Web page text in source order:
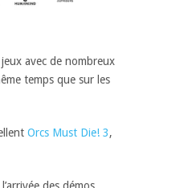
avec de nombreux
temps que sur les
Orcs Must Die! 3,